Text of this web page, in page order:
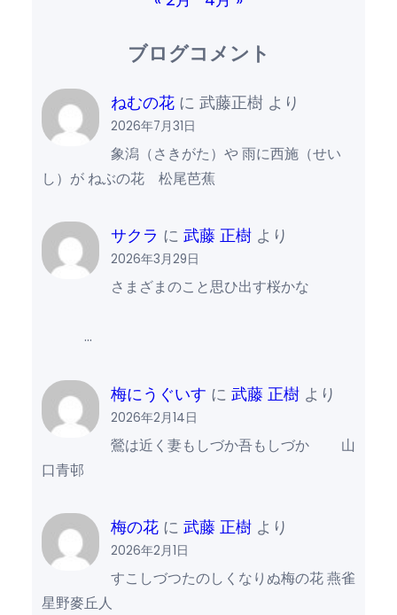
ブログコメント
ねむの花 に武藤正樹 より
2026年7月31日
象潟（さきがた）や 雨に西施（せい
し）が ねぶの花 松尾芭蕉
サクラ に武藤 正樹 より
2026年3月29日
さまざまのこと思ひ出す桜かな
…
梅にうぐいす に武藤 正樹 より
2026年2月14日
鶯は近く妻もしづか吾もしづか 山
口青邨
梅の花 に武藤 正樹 より
2026年2月1日
すこしづつたのしくなりぬ梅の花 燕雀
星野麥丘人